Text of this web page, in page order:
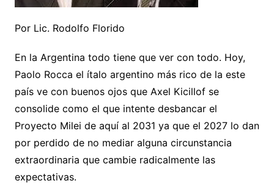
Por Lic. Rodolfo Florido
En la Argentina todo tiene que ver con todo. Hoy,
Paolo Rocca el ítalo argentino más rico de la este
país ve con buenos ojos que Axel Kicillof se
consolide como el que intente desbancar el
Proyecto Milei de aquí al 2031 ya que el 2027 lo dan
por perdido de no mediar alguna circunstancia
extraordinaria que cambie radicalmente las
expectativas.